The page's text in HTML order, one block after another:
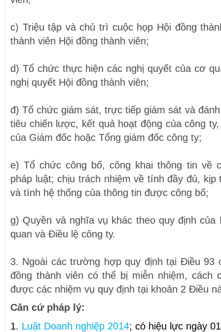
c) Triệu tập và chủ trì cuộc họp Hội đồng
thành viên Hội đồng thành viên;
d) Tổ chức thực hiện các nghị quyết của cơ
nghị quyết Hội đồng thành viên;
đ) Tổ chức giám sát, trực tiếp giám sát và
tiêu chiến lược, kết quả hoạt động của công
của Giám đốc hoặc Tổng giám đốc công ty;
e) Tổ chức công bố, công khai thông tin về
pháp luật; chịu trách nhiệm về tính đầy đủ,
và tính hệ thống của thông tin được công bố;
g) Quyền và nghĩa vụ khác theo quy định của
quan và Điều lệ công ty.
3. Ngoài các trường hợp quy định tại Điều 93
đồng thành viên có thể bị miễn nhiệm, cách
được các nhiệm vụ quy định tại khoản 2 Điều
Căn cứ pháp lý:
1. Luật Doanh nghiệp 2014; có hiệu lực ngày